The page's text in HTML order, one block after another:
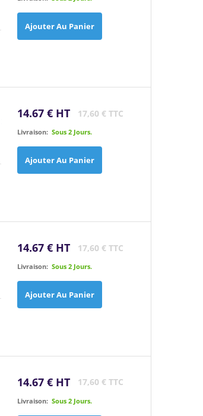
Ajouter Au Panier
14.67 € HT 17,60 € TTC
Livraison: Sous 2 Jours.
Ajouter Au Panier
14.67 € HT 17,60 € TTC
Livraison: Sous 2 Jours.
Ajouter Au Panier
14.67 € HT 17,60 € TTC
Livraison: Sous 2 Jours.